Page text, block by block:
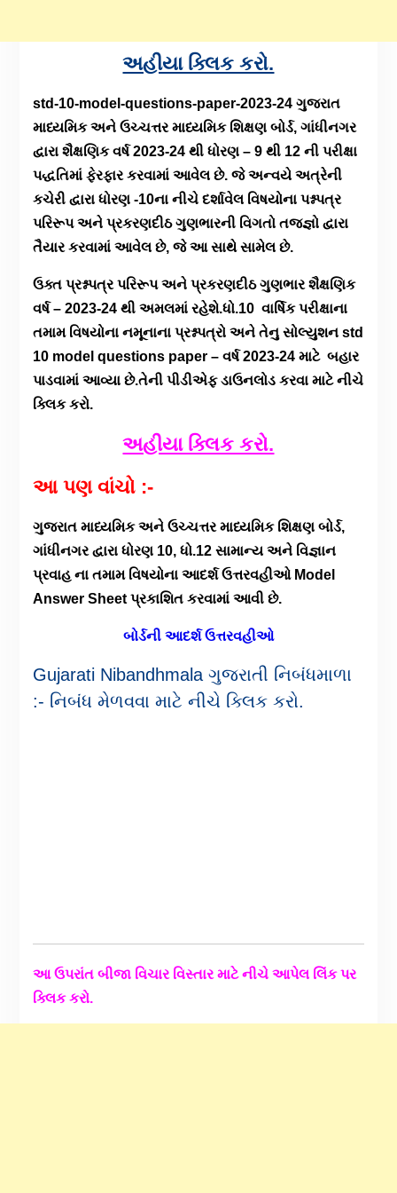
અહીયા ક્લિક કરો.
std-10-model-questions-paper-2023-24 ગુજરાત
માધ્યમિક અને ઉચ્ચત્તર માધ્યમિક શિક્ષણ બોર્ડ, ગાંધીનગર
દ્વારા શૈક્ષણિક વર્ષ 2023-24 થી ધોરણ – 9 થી 12 ની પરીક્ષા
પદ્ધતિમાં ફેરફાર કરવામાં આવેલ છે. જે અન્વયે અત્રેની
કચેરી દ્વારા ધોરણ -10ના નીચે દર્શાવેલ વિષયોના પશ્નપત્ર
પરિરૂપ અને પ્રકરણદીઠ ગુણભારની વિગતો તજજ્ઞો દ્વારા
તૈયાર કરવામાં આવેલ છે, જે આ સાથે સામેલ છે.
ઉક્ત પ્રશ્નપત્ર પરિરૂપ અને પ્રકરણદીઠ ગુણભાર શૈક્ષણિક
વર્ષ – 2023-24 થી અમલમાં રહેશે.ધો.10 વાર્ષિક પરીક્ષાના
તમામ વિષયોના નમૂનાના પ્રશ્નપત્રો અને તેનુ સોલ્યુશન std
10 model questions paper – વર્ષ 2023-24 માટે બહાર
પાડવામાં આવ્યા છે.તેની પીડીએફ ડાઉનલોડ કરવા માટે નીચે
ક્લિક કરો.
અહીયા ક્લિક કરો.
આ પણ વાંચો :-
ગુજરાત માધ્યમિક અને ઉચ્ચત્તર માધ્યમિક શિક્ષણ બોર્ડ,
ગાંધીનગર દ્વારા ધોરણ 10, ધો.12 સામાન્ય અને વિજ્ઞાન
પ્રવાહ ના તમામ વિષયોના આદર્શ ઉત્તરવહીઓ Model
Answer Sheet પ્રકાશિત કરવામાં આવી છે.
બોર્ડની આદર્શ ઉત્તરવહીઓ
Gujarati Nibandhmala ગુજરાતી નિબંધમાળા
:- નિબંધ મેળવવા માટે નીચે ક્લિક કરો.
આ ઉપરાંત બીજા વિચાર વિસ્તાર માટે નીચે આપેલ લિંક પર
ક્લિક કરો.